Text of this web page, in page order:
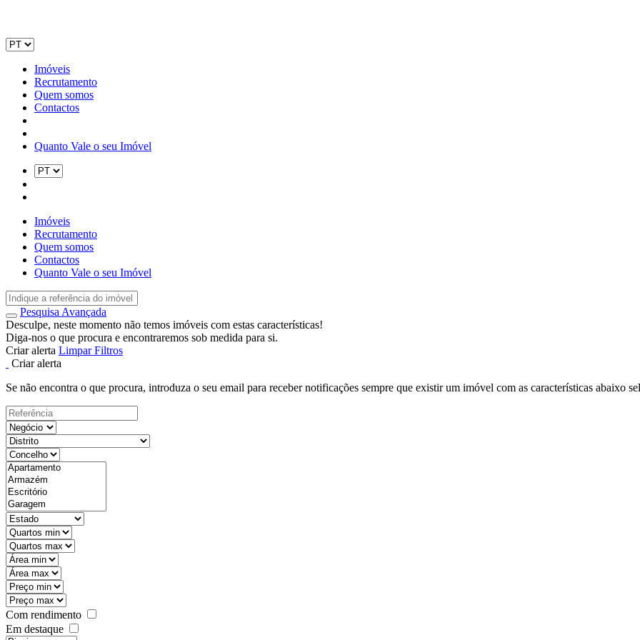
Imóveis
Recrutamento
Quem somos
Contactos
Quanto Vale o seu Imóvel
Imóveis
Recrutamento
Quem somos
Contactos
Quanto Vale o seu Imóvel
Pesquisa Avançada
Desculpe, neste momento não temos imóveis com estas características!
Diga-nos o que procura e encontraremos sob medida para si.
Criar alerta Limpar Filtros
Criar alerta
Se não encontra o que procura, introduza o seu email para receber notificações sempre que existir um imóvel com as características abaixo
Com rendimento
Em destaque